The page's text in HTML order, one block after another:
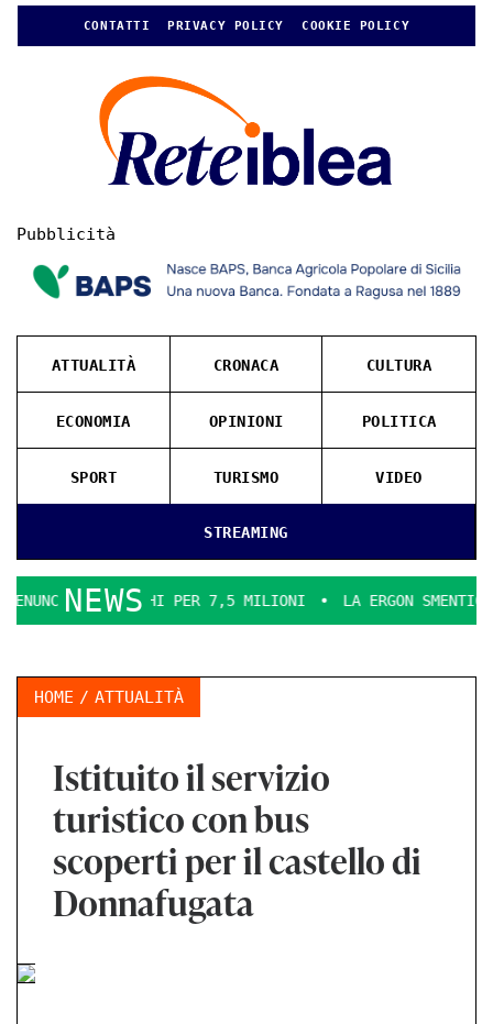
CONTATTI PRIVACY POLICY COOKIE POLICY
Pubblicità
STREAMING
ATTUALITÀ CRONACA CULTURA
ECONOMIA OPINIONI POLITICA
SPORT TURISMO VIDEO
NEWS
PER 7,5 MILIONI LA ERGON SMENTICE LA
HOME ATTUALITÀ
Istituito il servizio
turistico con bus
scoperti per il castello di
Donnafugata